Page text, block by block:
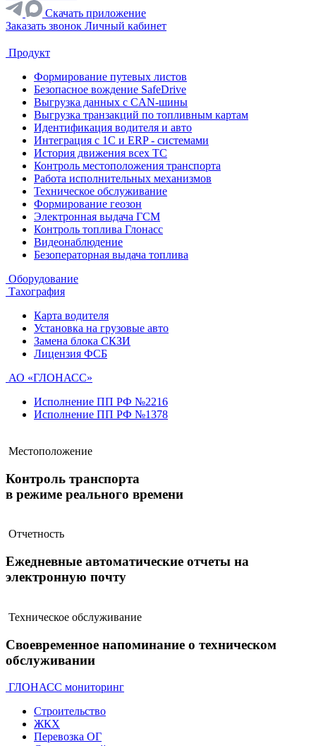
Скачать приложение
Заказать звонок Личный кабинет
Продукт
Формирование путевых листов
Безопасное вождение SafeDrive
Выгрузка данных с CAN-шины
Выгрузка транзакций по топливным картам
Идентификация водителя и авто
Интеграция с 1С и ERP - системами
История движения всех ТС
Контроль местоположения транспорта
Работа исполнительных механизмов
Техническое обслуживание
Формирование геозон
Электронная выдача ГСМ
Контроль топлива Глонасс
Видеонаблюдение
Безоператорная выдача топлива
Оборудование
Тахография
Карта водителя
Установка на грузовые авто
Замена блока СКЗИ
Лицензия ФСБ
АО «ГЛОНАСС»
Исполнение ПП РФ №2216
Исполнение ПП РФ №1378
Местоположение
Контроль транспорта
в режиме реального времени
Отчетность
Ежедневные автоматические отчеты на
электронную почту
Техническое обслуживание
Своевременное напоминание о техническом
обслуживании
ГЛОНАСС мониторинг
Строительство
ЖКХ
Перевозка ОГ